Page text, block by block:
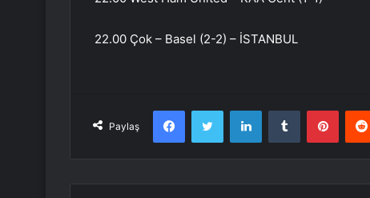
22.00 Çok – Basel (2-2) – İSTANBUL
Paylaş
FacebookTwitter LinkedInTumblr